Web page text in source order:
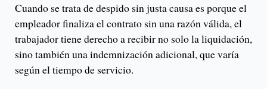
Cuando se trata de despido sin justa causa es porque el
empleador finaliza el contrato sin una razón válida, el
trabajador tiene derecho a recibir no solo la liquidación,
sino también una indemnización adicional, que varía
según el tiempo de servicio.